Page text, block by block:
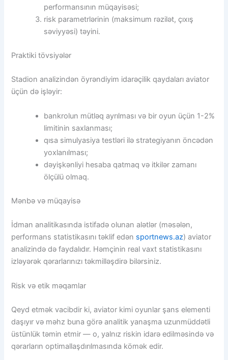
performansının müqayisəsi;
risk parametrlərinin (maksimum rəzilət, çıxış
səviyyəsi) təyini.
Praktiki tövsiyələr
Stadion analizindən öyrəndiyim idarəçilik qaydaları aviator
üçün də işləyir:
bankrolun mütləq ayrılması və bir oyun üçün 1-2%
limitinin saxlanması;
qısa simulyasiya testləri ilə strategiyanın öncədən
yoxlanılması;
dəyişkənliyi hesaba qatmaq və itkilər zamanı
ölçülü olmaq.
Mənbə və müqayisə
İdman analitikasında istifadə olunan alətlər (məsələn,
performans statistikasını təklif edən sportnews.az) aviator
analizində də faydalıdır. Həmçinin real vaxt statistikasını
izləyərək qərarlarınızı təkmilləşdirə bilərsiniz.
Risk və etik məqamlar
Qeyd etmək vacibdir ki, aviator kimi oyunlar şans elementi
daşıyır və məhz buna görə analitik yanaşma uzunmüddətli
üstünlük təmin etmir — o, yalnız riskin idarə edilməsində və
qərarların optimallaşdırılmasında kömək edir.